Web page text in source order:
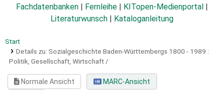
Fachdatenbanken
Fernleihe KITopen-Medienportal
Literaturwunsch
Kataloganleitung
Start
Details zu: Sozialgeschichte Baden-Württembergs 1800 - 1989 :
Politik, Gesellschaft, Wirtschaft /
Normale Ansicht
MARC-Ansicht